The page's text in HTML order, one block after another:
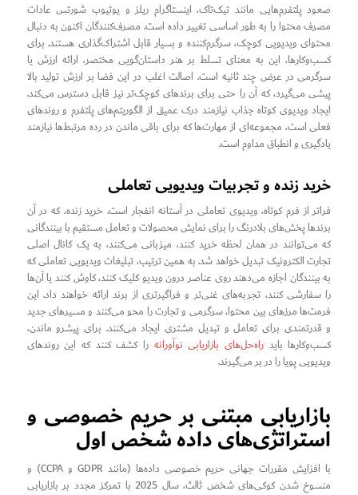
صعود پلتفرم‌هایی مانند تیک‌تاک، اینستاگرام ریلز و یوتیوب شورتس عادات
مصرف محتوا را به طور اساسی تغییر داده است. مصرف‌کنندگان اکنون به دنبال
محتوای ویدیویی کوچک، سرگرم‌کننده و بسیار قابل اشتراک‌گذاری هستند. برای
کسب‌وکارها، این به معنای تسلط بر هنر داستان‌گویی مختصر، ارائه ارزش یا
سرگرمی در عرض چند ثانیه است. اصالت اغلب در این فضا بر ارزش تولید بالا
پیشی می‌گیرد، که آن را حتی برای برندهای کوچک‌تر نیز قابل دسترس می‌کند.
ایجاد ویدیوی کوتاه جذاب نیازمند درک عمیق از الگوریتم‌های پلتفرم و روندهای
فعلی است، مجموعه‌ای از مهارت‌ها که برای باقی ماندن در رده مرتبط‌ها نیازمند
یادگیری و انطباق مداوم است.
خرید زنده و تجربیات ویدیویی تعاملی
فراتر از فرم کوتاه، ویدیوی تعاملی در آستانه انفجار است. خرید زنده، که در آن
برندها پخش‌های بلادرنگ را برای نمایش محصولات و تعامل مستقیم با بینندگانی
که می‌توانند در همان لحظه خرید کنند، میزبانی می‌کنند، به یک کانال اصلی
تجارت الکترونیک تبدیل خواهد شد. به همین ترتیب، تبلیغات ویدیویی تعاملی که
به بینندگان اجازه می‌دهند روی عناصر درون ویدیو کلیک کنند، کاوش کنند یا آن‌ها
را سفارشی کنند، تجربه‌های غنی‌تر و فراگیرتری از برند ارائه خواهند داد. این
فرمت‌ها مرزهای بین محتوا، سرگرمی و تجارت را محو می‌کنند و مسیرهای جدید
و قدرتمندی برای تعامل و تبدیل مشتری ایجاد می‌کنند. برای پیشرو ماندن،
کسب‌وکارها باید راه‌حل‌های بازاریابی نوآورانه را کشف کنند که این روندهای
ویدیویی پویا را در بر می‌گیرند.
بازاریابی مبتنی بر حریم خصوصی و
استراتژی‌های داده شخص اول
با افزایش مقررات جهانی حریم خصوصی داده‌ها (مانند GDPR و CCPA) و
منسوخ شدن کوکی‌های شخص ثالث، سال 2025 با تمرکز مجدد بر بازاریابی